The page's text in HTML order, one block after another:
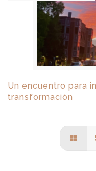
Un encuentro para
transformación